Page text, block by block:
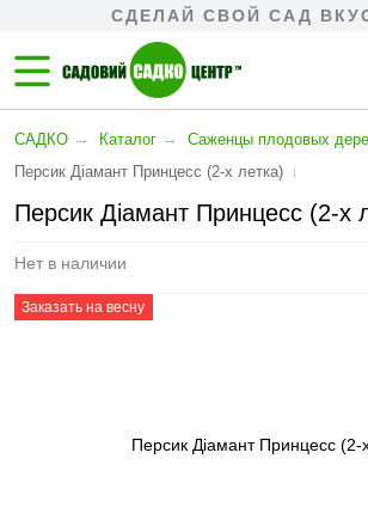
СДЕЛАЙ СВОЙ САД
САДКО → Каталог → Cаженцы плодовых
Персик Діамант Принцесс (2-х летка) ↓
Персик Діамант Принцесс (2-х
Нет в наличии
Заказать на весну